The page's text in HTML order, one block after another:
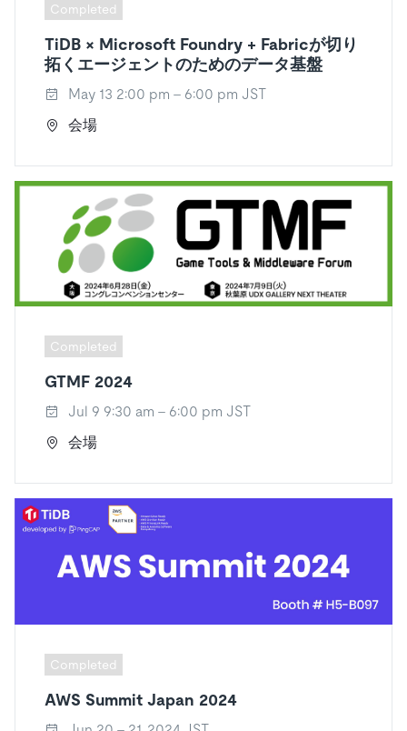
Completed
TiDB × Microsoft Foundry + Fabricが切り
拓くエージェントのためのデータ基盤
May 13 2:00 pm - 6:00 pm JST
会場
Completed
GTMF 2024
Jul 9 9:30 am - 6:00 pm JST
会場
Completed
AWS Summit Japan 2024